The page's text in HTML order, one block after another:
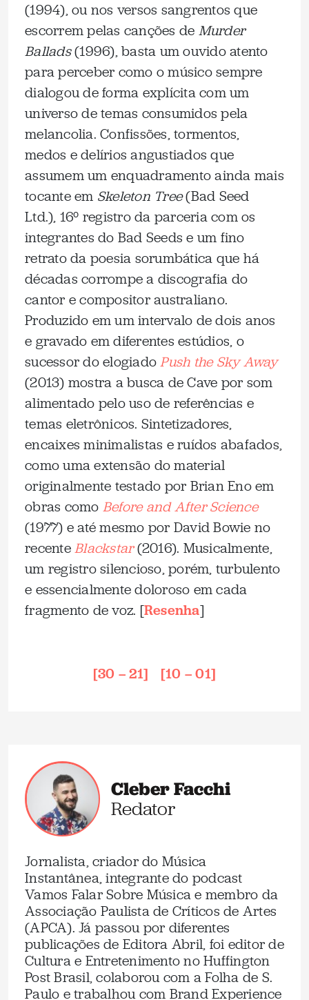
(1994), ou nos versos sangrentos que
escorrem pelas canções de Murder
Ballads(1996), basta um ouvido atento
para perceber como o músico sempre
dialogou de forma explícita com um
universo de temas consumidos pela
melancolia. Confissões, tormentos,
medos e delírios angustiados que
assumem um enquadramento ainda mais
tocante em Skeleton Tree(Bad Seed
Ltd.), 16º registro da parceria com os
integrantes do Bad Seeds e um fino
retrato da poesia sorumbática que há
décadas corrompe a discografia do
cantor e compositor australiano.
Produzido em um intervalo de dois anos
e gravado em diferentes estúdios, o
sucessor do elogiadoPush the Sky Away
(2013) mostra a busca de Cave por som
alimentado pelo uso de referências e
temas eletrônicos. Sintetizadores,
encaixes minimalistas e ruídos abafados,
como uma extensão do material
originalmente testado por Brian Eno em
obras como Before and After Science
(1977) e até mesmo por David Bowie no
recenteBlackstar(2016). Musicalmente,
um registro silencioso, porém, turbulento
e essencialmente doloroso em cada
fragmento de voz. [Resenha]
[30 – 21] [10 – 01]
Cleber Facchi
Redator
Jornalista, criador do Música
Instantânea, integrante do podcast
Vamos Falar Sobre Música e membro da
Associação Paulista de Críticos de Artes
(APCA). Já passou por diferentes
publicações de Editora Abril, foi editor de
Cultura e Entretenimento no Huffington
Post Brasil, colaborou com a Folha de S.
Paulo e trabalhou com Brand Experience